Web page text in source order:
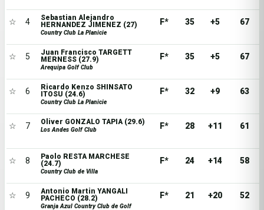
☆ 4
Sebastian Alejandro
HERNANDEZ JIMENEZ (27)
Country Club La Planicie
F* 35 +5 67
☆ 5
Juan Francisco TARGETT
MERNESS (27.9)
Arequipa Golf Club
F* 35 +5 67
☆ 6
Ricardo Kenzo SHINSATO
ITOSU (24.6)
Country Club La Planicie
F* 32 +9 63
☆ 7 Oliver GONZALO TAPIA (29.6)
Los Andes Golf Club F* 28 +11 61
☆ 8
Paolo RESTA MARCHESE
(24.7)
Country Club de Villa
F* 24 +14 58
☆ 9
Antonio Martin YANGALI
PACHECO (28.2)
Granja Azul Country Club de Golf
F* 21 +20 52